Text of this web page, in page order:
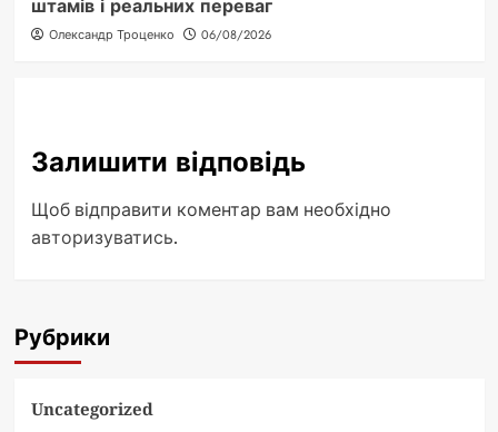
штамів і реальних переваг
Олександр Троценко 06/08/2026
Залишити відповідь
Щоб відправити коментар вам необхідно
авторизуватись.
Рубрики
Uncategorized